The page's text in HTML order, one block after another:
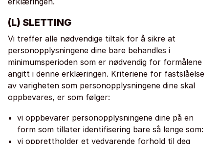
(L) SLETTING
Vi treffer alle nødvendige tiltak for å sikre at
personopplysningene dine bare behandles i
minimumsperioden som er nødvendig for formålene
angitt i denne erklæringen. Kriteriene for fastslåelse
av varigheten som personopplysningene dine skal
oppbevares, er som følger:
vi oppbevarer personopplysningene dine på en
form som tillater identifisering bare så lenge som:
vi opprettholder et vedvarende forhold til deg